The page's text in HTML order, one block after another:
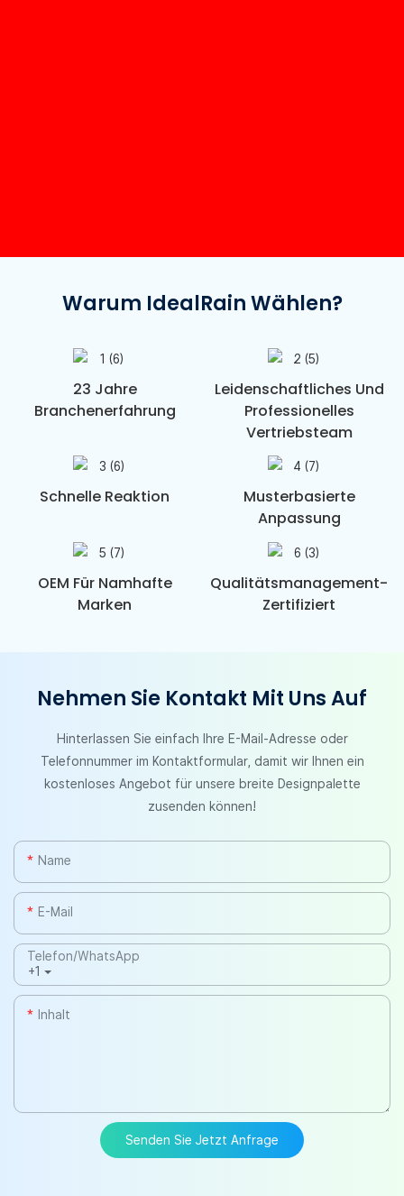
Warum IdealRain Wählen?
23 Jahre
Branchenerfahrung
Leidenschaftliches Und
Professionelles
Vertriebsteam
Schnelle Reaktion
Musterbasierte
Anpassung
OEM Für Namhafte
Marken
Qualitätsmanagement-
Zertifiziert
Nehmen Sie Kontakt Mit Uns Auf
Hinterlassen Sie einfach Ihre E-Mail-Adresse oder
Telefonnummer im Kontaktformular, damit wir Ihnen ein
kostenloses Angebot für unsere breite Designpalette
zusenden können!
Name
E-Mail
+1
Telefon/WhatsApp
Inhalt
Senden Sie Jetzt Anfrage